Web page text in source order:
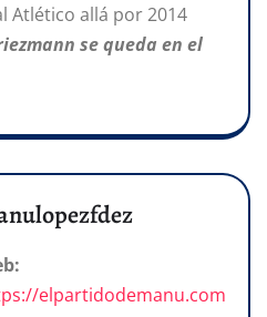
Atlético allá por 2014
se queda en el
elpartidodemanu.com